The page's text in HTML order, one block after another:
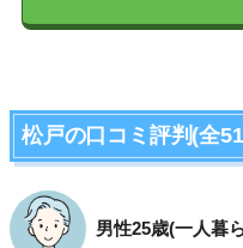
松戸の口コミ評判(全
男性25歳(一人暮